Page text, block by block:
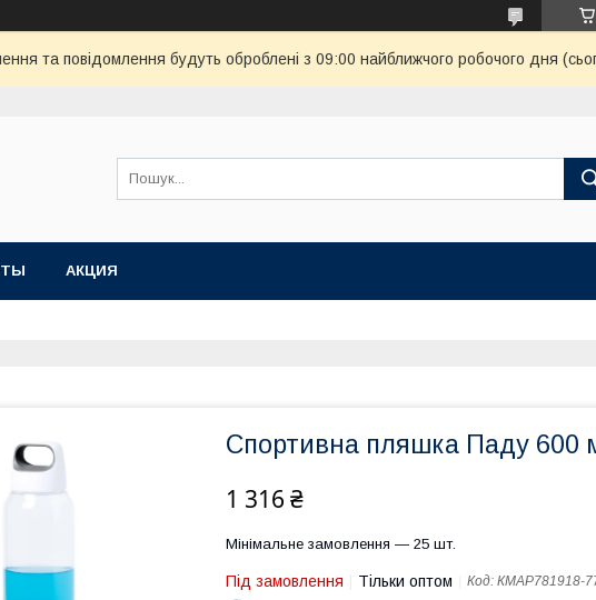
та повідомлення будуть оброблені з 09:00 найближчого робочого дня
АКЦИЯ
Спортивна пляшка Паду 600
1 316 ₴
Мінімальне замовлення — 25 шт.
Під замовлення Тільки оптом Код: КМAP781918-